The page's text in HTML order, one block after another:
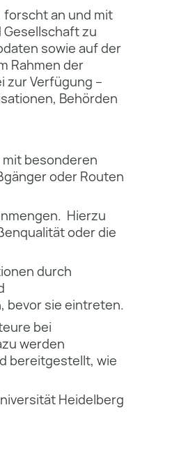
forscht an und mit
zu
sowie auf der
Rahmen der
zur Verfügung –
Behörden
besonderen
oder Routen
Hierzu
oder die
durch
bevor sie eintreten.
bei
werden
bereitgestellt, wie
Heidelberg